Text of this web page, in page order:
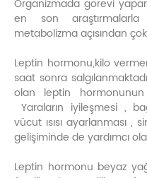
Organizmada görevi
en son
metabolizma açısından çok
Leptin hormonu,kilo
saat sonra
olan leptin hormonunun
Yaraların iyileşmesi ,
vücut ısısı ayarlanması
gelişiminde de yardımcı
Leptin hormonu beyaz